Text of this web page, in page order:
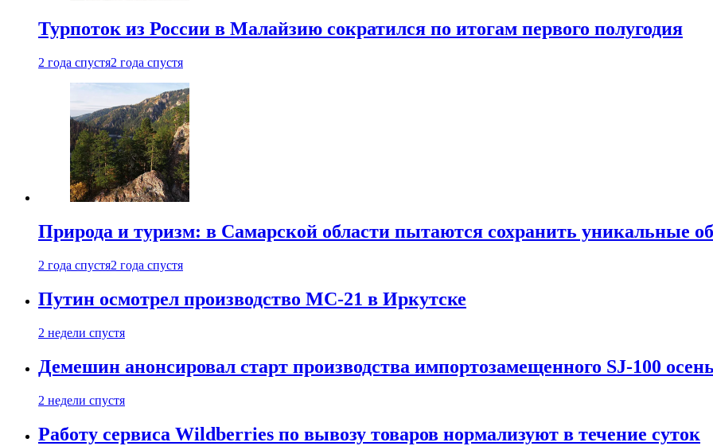
Турпоток из России в Малайзию сократился по итогам первого полугодия
2 года спустя2 года спустя
Природа и туризм: в Самарской области пытаются сохранить уникальные
2 года спустя2 года спустя
Путин осмотрел производство МС-21 в Иркутске
2 недели спустя
Демешин анонсировал старт производства импортозамещенного SJ-100
2 недели спустя
Работу сервиса Wildberries по вывозу товаров нормализуют в течение суток